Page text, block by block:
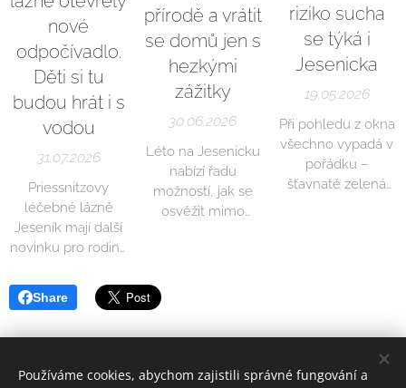
nové
odpočívadlo.
Děti si tu
budou hrát i s
vodou
31.07.2026
Priessnitzovy
léčebné lázně
Jeseník mají další
novinku pro rodiny
pod balneo
parkem otevřely
herních prvků
přírodě a vrátit
se domů jen s
hezkými
zážitky
30.06.2026
Léto na Jesenicku
nabízí řadu
možností, jak se
osvěžit mimo
lomy lákají čistou
vodou, krásným
bazénu jednoduše
riziko sucha
se týká i
Jesenicka
19.05.2026
Při pohledu z okna
všechno vypadá v
pořádku –
šťavnatě zelená
vrstvy krajiny se
totiž dlouhodobě
Share
Používáme cookies, abychom zajistili správné fungování a